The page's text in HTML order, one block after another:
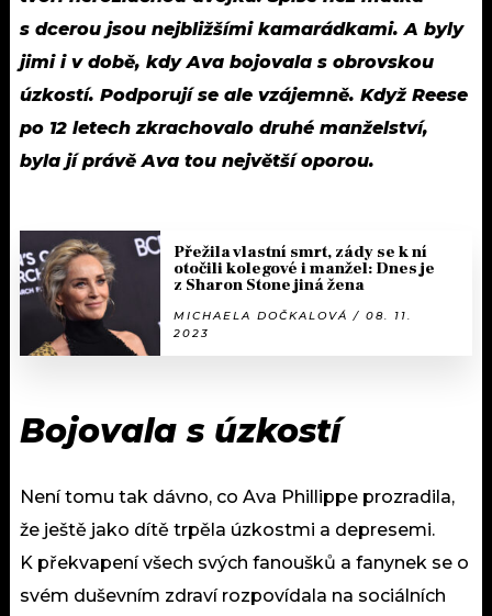
s dcerou jsou nejbližšími kamarádkami. A byly
jimi i v době, kdy Ava bojovala s obrovskou
úzkostí. Podporují se ale vzájemně. Když Reese
po 12 letech zkrachovalo druhé manželství,
byla jí právě Ava tou největší oporou.
Přežila vlastní smrt, zády se k ní
otočili kolegové i manžel: Dnes je
z Sharon Stone jiná žena
MICHAELA DOČKALOVÁ / 08. 11.
2023
Bojovala s úzkostí
Není tomu tak dávno, co Ava Phillippe prozradila,
že ještě jako dítě trpěla úzkostmi a depresemi.
K překvapení všech svých fanoušků a fanynek se o
svém duševním zdraví rozpovídala na sociálních